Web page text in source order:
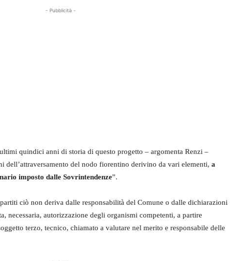
- Pubblicità -
quindici anni di storia di questo progetto – argomenta Renzi –
dell’attraversamento del nodo fiorentino derivino da vari elementi, a
imposto dalle Sovrintendenze”.
ciò non deriva dalle responsabilità del Comune o dalle dichiarazioni
necessaria, autorizzazione degli organismi competenti, a partire
terzo, tecnico, chiamato a valutare nel merito e responsabile delle